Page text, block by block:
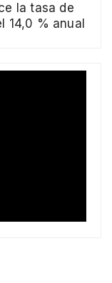
la tasa de
14,0 % anual